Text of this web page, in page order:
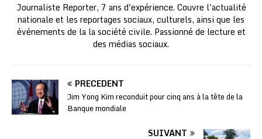
Journaliste Reporter, 7 ans d'expérience. Couvre l'actualité
nationale et les reportages sociaux, culturels, ainsi que les
événements de la la société civile. Passionné de lecture et
des médias sociaux.
PRÉCÉDENT
Jim Yong Kim reconduit pour cinq ans à la tête de la
Banque mondiale
SUIVANT